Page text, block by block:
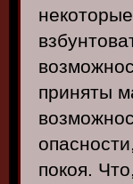
приняты
покоя.